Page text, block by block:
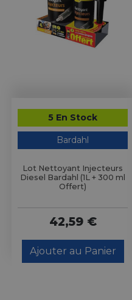
5 En Stock
Bardahl
Lot Nettoyant Injecteurs
Diesel Bardahl (1L + 300 ml
Offert)
42,59 €
Ajouter au Panier